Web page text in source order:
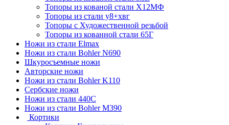
Топоры из кованой стали Х12МФ
Топоры из стали у8+хвг
Топоры с Художественной резьбой
Топоры из кованной стали 65Г
Ножи из стали Elmax
Ножи из стали Bohler N690
Шкуросъемные ножи
Авторские ножи
Ножи из стали Bohler K110
Сербские ножи
Ножи из стали 440С
Ножи из стали Bohler M390
Кортики